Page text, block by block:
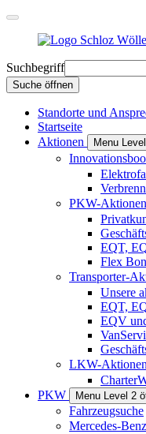
Suchbegriff
Suche öffnen
Standorte und
Startseite
Aktionen
Menu
PKW-Aktionen
EQT,
Flex
Transporter-
Unsere
EQT,
EQV
LKW-Aktionen
PKW
Menu Level 2
Fahrzeugsuche
Mercedes-Benz